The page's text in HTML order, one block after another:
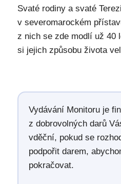
Svaté rodiny a svaté
v severomarockém
z nich se zde modlí už 40
si jejich způsobu života
Vydávání Monitoru je
z dobrovolných darů
vděční, pokud se
podpořit darem,
pokračovat.